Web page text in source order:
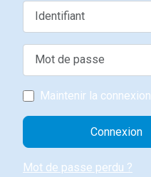
Identifiant
Maintenir la connexion
Connexion
Mot de passe perdu ?